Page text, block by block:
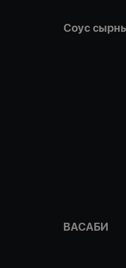
Соус
ВАСАБИ